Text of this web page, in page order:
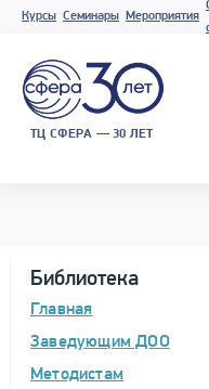
Курсы Семинары Мероприятия
ТЦ СФЕРА — 30 ЛЕТ
Библиотека
Главная
Заведующим ДОО
Методистам